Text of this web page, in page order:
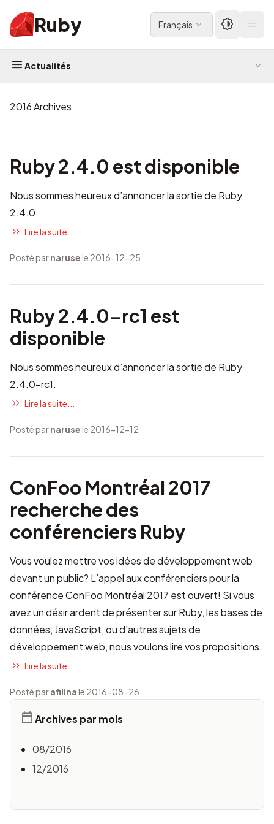
Ruby Français
Actualités
2016 Archives
Ruby 2.4.0 est disponible
Nous sommes heureux d’annoncer la sortie de Ruby
2.4.0.
Lire la suite...
Posté parnaruse le 2016-12-25
Ruby 2.4.0-rc1 est
disponible
Nous sommes heureux d’annoncer la sortie de Ruby
2.4.0-rc1.
Lire la suite...
Posté parnaruse le 2016-12-12
ConFoo Montréal 2017
recherche des
conférenciers Ruby
Vous voulez mettre vos idées de développement web
devant un public? L’appel aux conférencierspour la
conférence ConFoo Montréal 2017 est ouvert! Si vous
avez un désir ardent de présenter sur Ruby, les bases de
données, JavaScript, ou d’autres sujets de
développement web, nous voulons lire vos propositions.
Lire la suite...
Posté parafilina le 2016-08-26
Archives par mois
08/2016
12/2016